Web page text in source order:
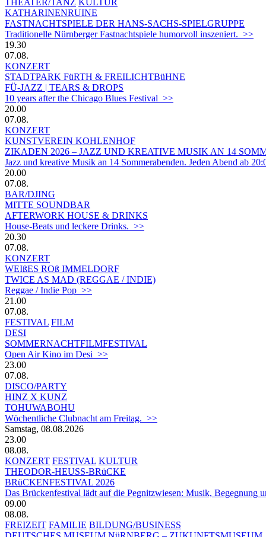
KATHARINENRUINE
FASTNACHTSPIELE DER HANS-SACHS-SPIELGRUPPE
Traditionelle Nürnberger Fastnachtspiele humorvoll inszeniert. >>
19.30
07.08.
KONZERT
STADTPARK FüRTH & FREILICHTBüHNE
FÜ-JAZZ | TEARS & DROPS
10 years after the Chicago Blues Festival >>
20.00
07.08.
KONZERT
KUNSTVEREIN KOHLENHOF
ZIKADEN 2026 – JAZZ UND KREATIVE MUSIK AN 14
Jazz und kreative Musik an 14 Sommerabenden. Jeden Abend ab
20.00
07.08.
BAR/DJING
MITTE SOUNDBAR
AFTERWORK HOUSE & DRINKS
House-Beats und leckere Drinks. >>
20.30
07.08.
KONZERT
WEIßES ROß IMMELDORF
TWICE AS MAD (REGGAE / INDIE)
Reggae / Indie Pop >>
21.00
07.08.
FESTIVAL FILM
DESI
SOMMERNACHTFILMFESTIVAL
Open Air Kino im Desi >>
23.00
07.08.
DISCO/PARTY
HINZ X KUNZ
TOHUWABOHU
Wöchentliche Clubnacht am Freitag. >>
Samstag, 08.08.2026
23.00
08.08.
KONZERT FESTIVAL KULTUR
THEODOR-HEUSS-BRüCKE
BRüCKENFESTIVAL 2026
Das Brückenfestival lädt auf die Pegnitzwiesen: Musik, Begegnung
09.00
08.08.
FREIZEIT FAMILIE BILDUNG/BUSINESS